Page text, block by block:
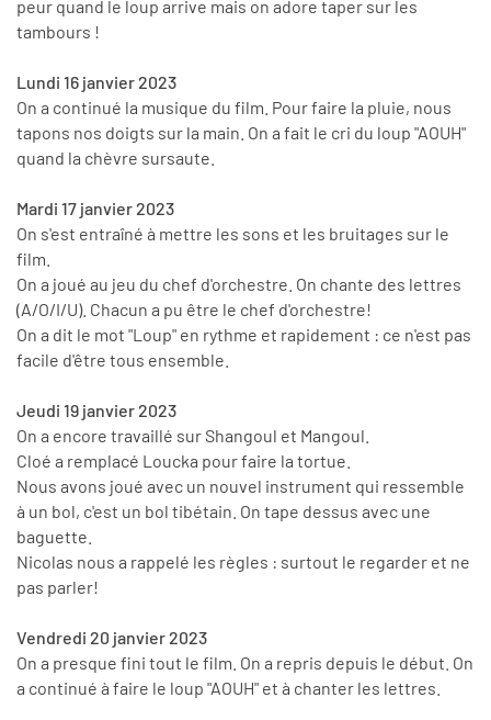
peur quand le loup arrive mais on adore taper sur les
tambours !
Lundi 16 janvier 2023
On a continué la musique du film. Pour faire la pluie, nous
tapons nos doigts sur la main. On a fait le cri du loup "AOUH"
quand la chèvre sursaute.
Mardi 17 janvier 2023
On s'est entraîné à mettre les sons et les bruitages sur le
film.
On a joué au jeu du chef d'orchestre. On chante des lettres
(A/O/I/U). Chacun a pu être le chef d'orchestre!
On a dit le mot "Loup" en rythme et rapidement : ce n'est pas
facile d'être tous ensemble.
Jeudi 19 janvier 2023
On a encore travaillé sur Shangoul et Mangoul.
Cloé a remplacé Loucka pour faire la tortue.
Nous avons joué avec un nouvel instrument qui ressemble
à un bol, c'est un bol tibétain. On tape dessus avec une
baguette.
Nicolas nous a rappelé les règles : surtout le regarder et ne
pas parler!
Vendredi 20 janvier 2023
On a presque fini tout le film. On a repris depuis le début. On
a continué à faire le loup "AOUH" et à chanter les lettres.